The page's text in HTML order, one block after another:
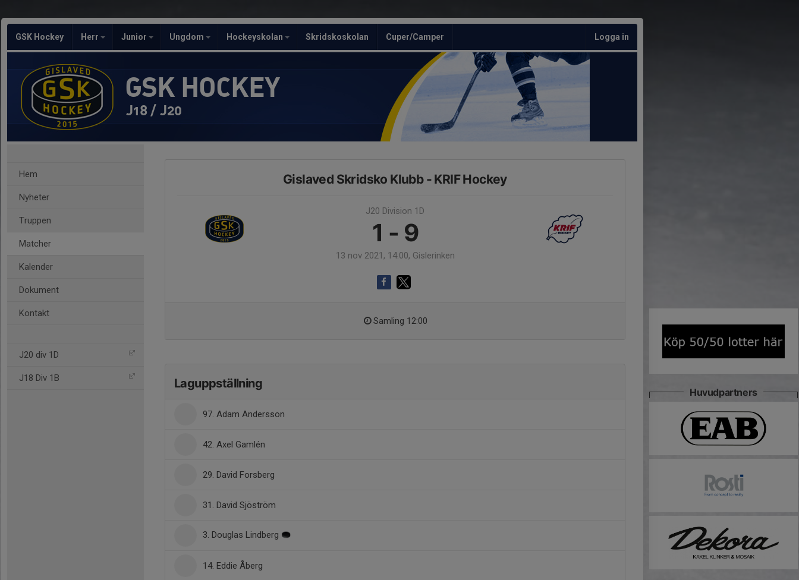
GSK Hockey Herr Junior Ungdom Hockeyskolan Skridskoskolan Cuper/Camper Logga in
GSK HOCKEY
J18 / J20
Hem
Nyheter
Truppen
Matcher
Kalender
Dokument
Kontakt
J20 div 1D
J18 Div 1B
Gislaved Skridsko Klubb - KRIF Hockey
J20 Division 1D
1 - 9
13 nov 2021, 14:00, Gislerinken
Samling 12:00
Laguppställning
97. Adam Andersson
42. Axel Gamlén
29. David Forsberg
31. David Sjöström
3. Douglas Lindberg
14. Eddie Åberg
Huvudpartners